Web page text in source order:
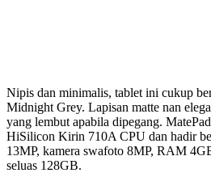
Nipis dan minimalis, tablet ini cukup
Midnight Grey. Lapisan matte nan
yang lembut apabila dipegang.
HiSilicon Kirin 710A CPU dan hadir
13MP, kamera swafoto 8MP, RAM
seluas 128GB.